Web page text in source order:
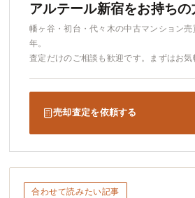
アルテール新宿をお持ちの
幡ヶ谷・初台・代々木の中古マンション
年。
査定だけのご相談も歓迎です。まずはお気
売却査定を依頼する
合わせて読みたい記事